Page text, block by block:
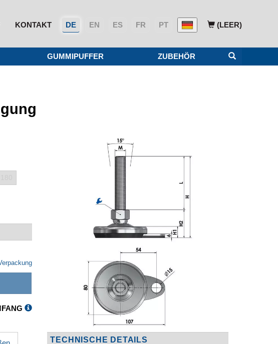
(LEER)
PT
FR
ES
EN
DE
KONTAKT
GUMMIPUFFER ZUBEHÖR
TECHNISCHE DETAILS